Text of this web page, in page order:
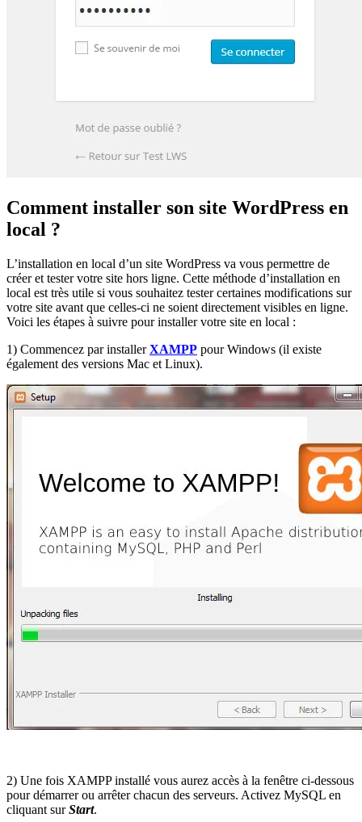
Comment installer son site WordPress en
local ?
L’installation en local d’un site WordPress va vous permettre de
créer et tester votre site hors ligne. Cette méthode d’installation en
local est très utile si vous souhaitez tester certaines modifications sur
votre site avant que celles-ci ne soient directement visibles en ligne.
Voici les étapes à suivre pour installer votre site en local :
1) Commencez par installerXAMPP pour Windows (il existe
également des versions Mac et Linux).
2) Une fois XAMPP installé vous aurez accès à la fenêtre ci-dessous
pour démarrer ou arrêter chacun des serveurs. Activez MySQL en
cliquant surStart.